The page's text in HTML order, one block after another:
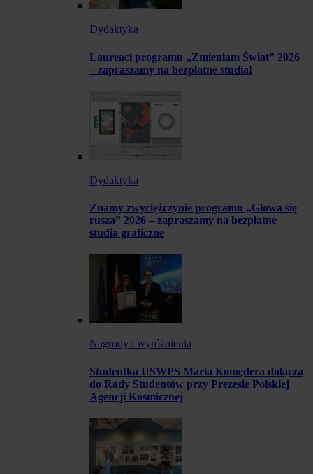
Dydaktyka
Laureaci programu „Zmieniam Świat” 2026
– zapraszamy na bezpłatne studia!
Dydaktyka
Znamy zwyciężczynie programu „Głowa się
rusza” 2026 – zapraszamy na bezpłatne
studia graficzne
Nagrody i wyróżnienia
Studentka USWPS Maria Komędera dołącza
do Rady Studentów przy Prezesie Polskiej
Agencji Kosmicznej